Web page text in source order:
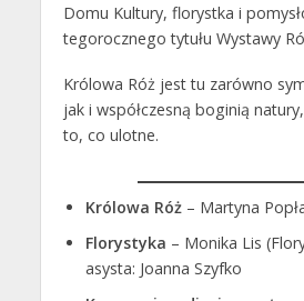
Domu Kultury, florystka i
tegorocznego tytułu Wystawy
Królowa Róż jest tu zarówno
jak i współczesną boginią
to, co ulotne.
Królowa Róż– Martyna
Florystyka – Monika Lis
asysta: Joanna Szyfko